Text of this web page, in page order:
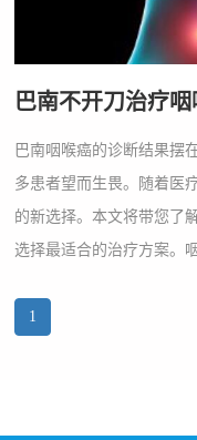
巴南不开刀治疗咽
巴南咽喉癌的诊断结果摆
多患者望而生畏。随着医
的新选择。本文将带您了
选择最适合的治疗方案。咽
1